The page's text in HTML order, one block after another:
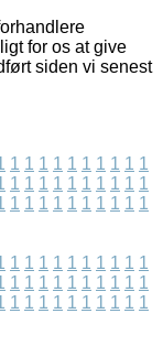
for os at give
siden vi senest
1 1 1 1 1 1 1 1 1 1
1 1 1 1 1 1 1 1 1 1
1 1 1 1 1 1 1 1 1 1
1 1 1 1 1 1 1 1 1 1
1 1 1 1 1 1 1 1 1 1
1 1 1 1 1 1 1 1 1 1